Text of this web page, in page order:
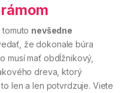
nevšedne
že dokonale búra
musí mať obdĺžnikový,
dreva, ktorý
len a len potvrdzuje. Viete